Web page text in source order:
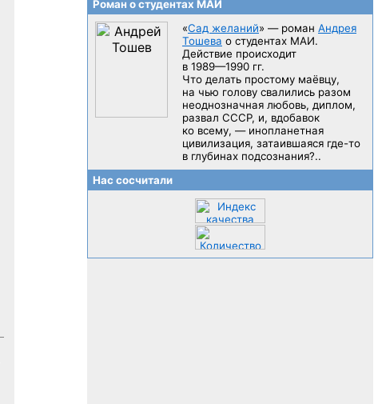
Роман о студентах МАИ
«Сад желаний» — роман Андрея
Тошева о студентах МАИ.
Действие происходит
в 1989—1990 гг.
Что делать простому маёвцу,
на чью голову свалились разом
неоднозначная любовь, диплом,
развал CCCP, и, вдобавок
ко всему, — инопланетная
цивилизация, затаившаяся где-то
в глубинах подсознания?..
Нас сосчитали